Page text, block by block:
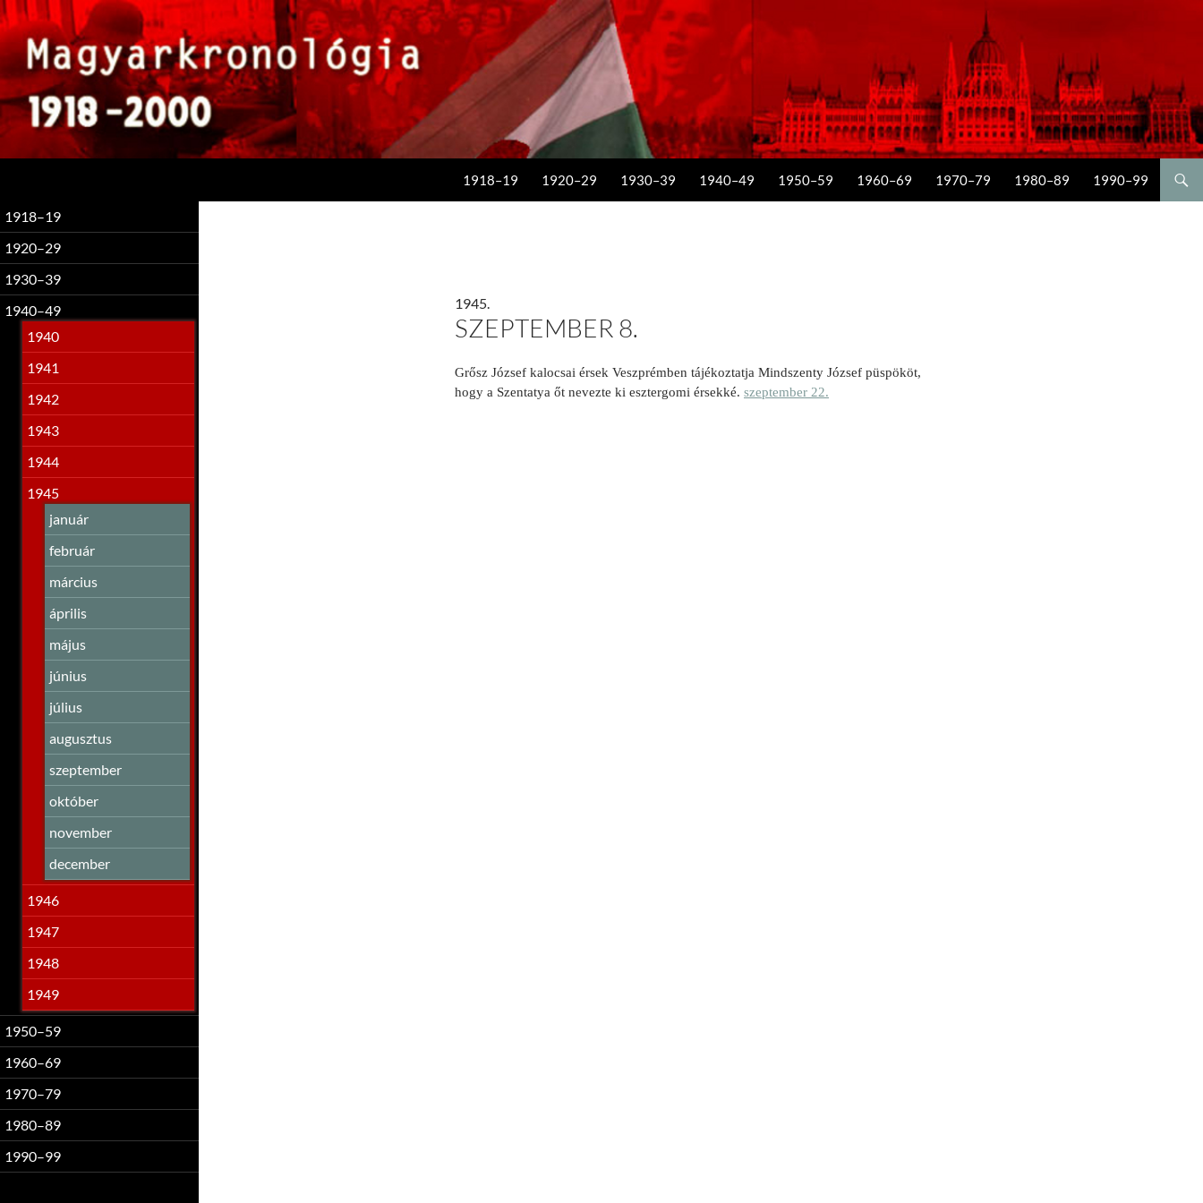
1918–19 1920–29 1930–39 1940–49 1950–59 1960–69 1970–79 1980–89 1990–99
1945.
SZEPTEMBER 8.
Grősz József kalocsai érsek Veszprémben tájékoztatja Mindszenty József püspököt,
hogy a Szentatya őt nevezte ki esztergomi érsekké. szeptember 22.
1918–19
1920–29
1930–39
1940–49
1940
1941
1942
1943
1944
1945
január
február
március
április
május
június
július
augusztus
szeptember
október
november
december
1946
1947
1948
1949
1950–59
1960–69
1970–79
1980–89
1990–99